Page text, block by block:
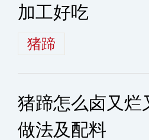
加工好吃
猪蹄
猪蹄怎么卤又烂
做法及配料